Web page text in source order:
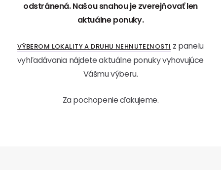
odstránená. Našou snahou je zverejňovať len
aktuálne ponuky.
VÝBEROM LOKALITY A DRUHU NEHNUTEĽNOSTI z panelu
vyhľadávania nájdete aktuálne ponuky vyhovujúce
Vášmu výberu.
Za pochopenie ďakujeme.